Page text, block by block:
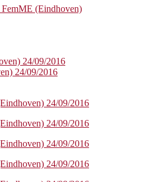
24/09/2016